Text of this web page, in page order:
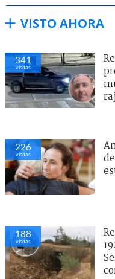
VISTO AHORA
341
visitas
226
visitas
188
visitas